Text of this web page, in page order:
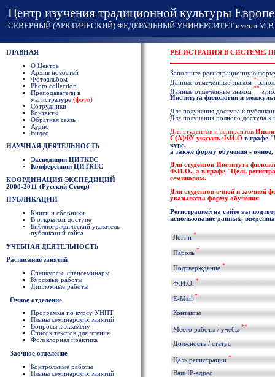
Центр изучения традиционной культуры
СЕВЕРНЫЙ (АРКТИЧЕСКИЙ) ФЕДЕРАЛЬНЫЙ УНИВЕРСИТЕТ имени М.В.
ГЛАВНАЯ
О Центре
Архив новостей
Фотоальбом
Photo collection
Преподаватели в
магистратуре (фото)
Сотрудники
Контакты
Обратная связь
Аудио
Видео
НАУЧНАЯ ДЕЯТЕЛЬНОСТЬ
Экспедиции ЦИТКЕС
Конференции ЦИТКЕС
КООРДИНАЦИЯ ЭКСПЕДИЦИЙ
2008-2011 (Русский Север)
ПУБЛИКАЦИИ
Книги и сборники
В открытом доступе
Библиографический указатель
публикаций сайта
УЧЕБНАЯ ДЕЯТЕЛЬНОСТЬ
Расписание занятий
Спецкурсы, спецсеминары
Курсовые работы
Дипломные работы
Очное отделение
Программа по курсу УНПТ
Планы семинарских занятий
Вопросы к экзамену
Список текстов для чтения
Фольклорная практика
Заочное отделение
Контрольные работы
Планы семинарских занятий
РЕГИСТРАЦИЯ В СИСТЕМЕ.
Заполните регистрационную
Данные отмеченные знаком *
Данные отмеченные знаком **
Института филологии и
Для получения доступа к
Для получения полного доступа к
Для студентов и аспирантов
С(А)ФУ указать Ф.И.О в графе
курс,
а также форму обучения - очное,
Для студентов Института
Ф.И.О., а в графе "Цель
семинарам.
Для студентов очной и
указывать: форму обучения
Регистрацией на сайте вы
использование данных,
Логин *
Пароль *
Подтверждение *
Ф.И.О. *
E-Mail *
Контакты
Место работы / учебы **
Должность / статус
Цель регистрации *
Ваш IP-адрес